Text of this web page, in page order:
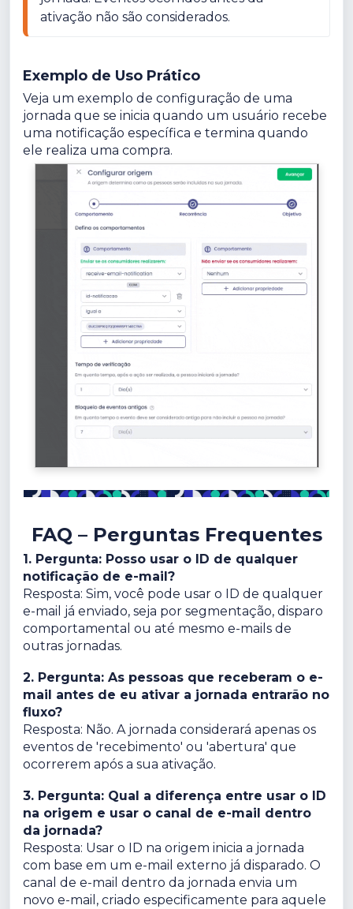
ativação não são considerados.
Exemplo de Uso Prático
Veja um exemplo de configuração de uma
jornada que se inicia quando um usuário recebe
uma notificação específica e termina quando
ele realiza uma compra.
FAQ – Perguntas Frequentes
1. Pergunta: Posso usar o ID de qualquer
notificação de e-mail?
Resposta: Sim, você pode usar o ID de qualquer
e-mail já enviado, seja por segmentação, disparo
comportamental ou até mesmo e-mails de
outras jornadas.
2. Pergunta: As pessoas que receberam o e-
mail antes de eu ativar a jornada entrarão no
fluxo?
Resposta: Não. A jornada considerará apenas os
eventos de 'recebimento' ou 'abertura' que
ocorrerem após a sua ativação.
3. Pergunta: Qual a diferença entre usar o ID
na origem e usar o canal de e-mail dentro
da jornada?
Resposta: Usar o ID na origem inicia a jornada
com base em um e-mail externo já disparado. O
canal de e-mail dentro da jornada envia um
novo e-mail, criado especificamente para aquele